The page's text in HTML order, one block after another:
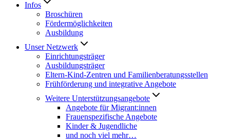
Infos
Broschüren
Fördermöglichkeiten
Ausbildung
Unser Netzwerk
Einrichtungsträger
Ausbildungsträger
Eltern-Kind-Zentren und Familienberatungsstellen
Frühförderung und integrative Angebote
Weitere Unterstützungsangebote
Angebote für Migrant:innen
Frauenspezifische Angebote
Kinder & Jugendliche
und noch viel mehr…